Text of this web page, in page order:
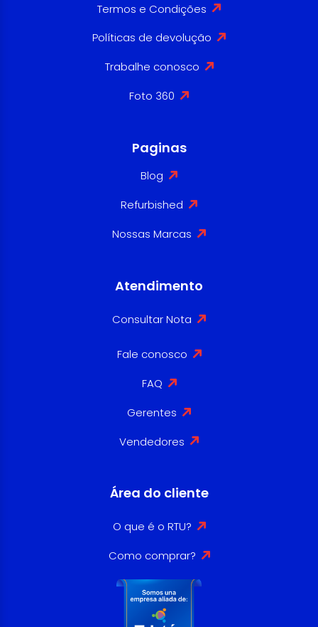
Termos e Condições
Políticas de devolução
Trabalhe conosco
Foto 360
Paginas
Blog
Refurbished
Nossas Marcas
Atendimento
Consultar Nota
Fale conosco
FAQ
Gerentes
Vendedores
Área do cliente
O que é o RTU?
Como comprar?